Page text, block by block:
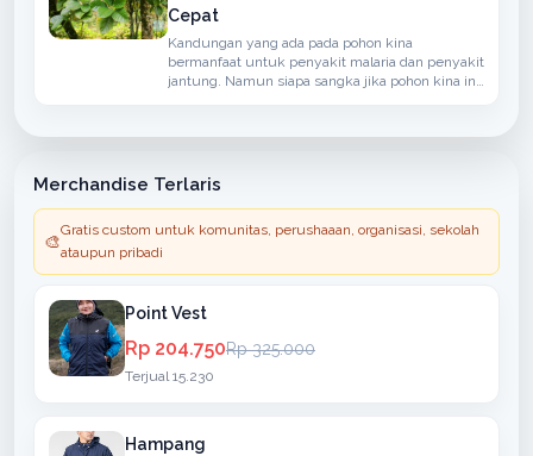
Cepat
Kandungan yang ada pada pohon kina
bermanfaat untuk penyakit malaria dan penyakit
jantung. Namun siapa sangka jika pohon kina ini
Merchandise Terlaris
🎨
Gratis custom untuk komunitas, perushaaan, organisasi, sekolah
ataupun pribadi
Point Vest
Rp 204.750Rp 325.000
Terjual 15.230
Hampang